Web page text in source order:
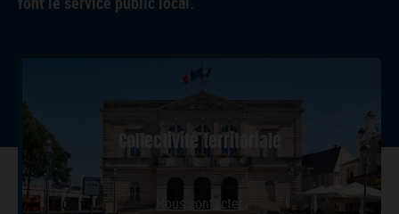
Collectivité territoriale
Nous contacter